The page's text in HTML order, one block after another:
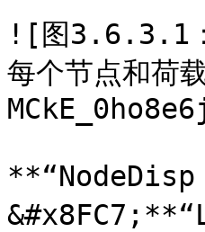
![图3.6.3.1：
每个节点和
**“NodeDisp